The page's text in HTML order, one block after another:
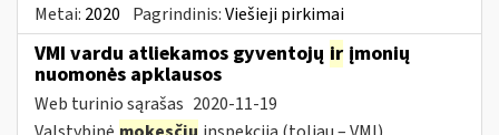
Metai: 2020 Pagrindinis:Viešieji pirkimai
VMI vardu atliekamos gyventojų ir įmonių
nuomonės apklausos
Web turinio sąrašas 2020-11-19